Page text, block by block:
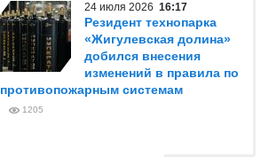
24 июля 2026 16:17
Резидент технопарка
«Жигулевская долина»
добился внесения
изменений в правила по
противопожарным системам
1205